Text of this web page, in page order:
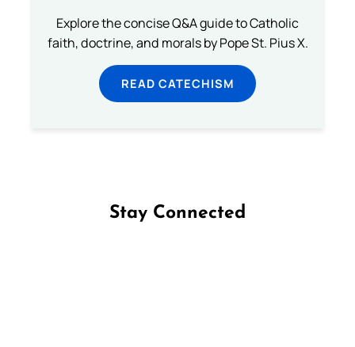
Explore the concise Q&A guide to Catholic
faith, doctrine, and morals by Pope St. Pius X.
READ CATECHISM
Stay Connected